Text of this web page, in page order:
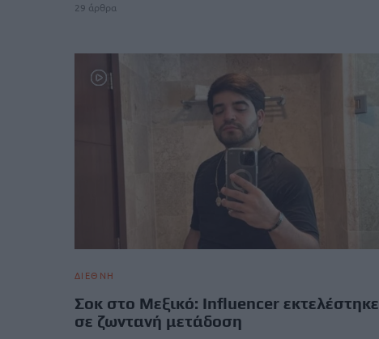
29 άρθρα
ΔΙΕΘΝΗ
Σοκ στο Μεξικό: Influencer εκτελέστηκε
σε ζωντανή μετάδοση